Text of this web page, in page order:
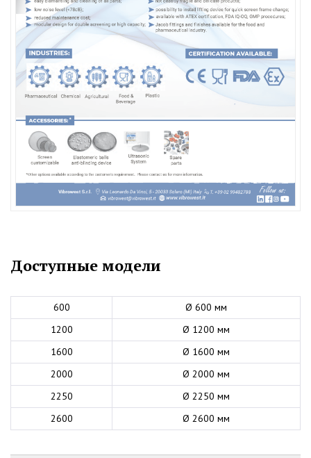
Доступные модели
600
Ø 600 мм
1200
Ø 1200 мм
1600
Ø 1600 мм
2000
Ø 2000 мм
2250
Ø 2250 мм
2600
Ø 2600 мм